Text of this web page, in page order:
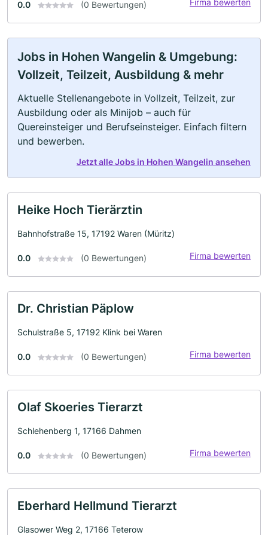
0.0 (0 Bewertungen)
Jobs in Hohen Wangelin & Umgebung:
Vollzeit, Teilzeit, Ausbildung & mehr
Aktuelle Stellenangebote in Vollzeit, Teilzeit, zur
Ausbildung oder als Minijob – auch für
Quereinsteiger und Berufseinsteiger. Einfach filtern
und bewerben.
Jetzt alle Jobs in Hohen Wangelin ansehen
Heike Hoch Tierärztin
Bahnhofstraße 15, 17192 Waren (Müritz)
0.0 (0 Bewertungen) Firma bewerten
Dr. Christian Päplow
Schulstraße 5, 17192 Klink bei Waren
0.0 (0 Bewertungen) Firma bewerten
Olaf Skoeries Tierarzt
Schlehenberg 1, 17166 Dahmen
0.0 (0 Bewertungen) Firma bewerten
Eberhard Hellmund Tierarzt
Glasower Weg 2, 17166 Teterow